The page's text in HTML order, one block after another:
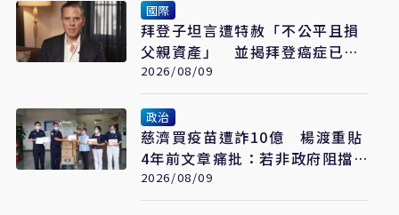
國際
拜登子坦言遭特赦「不公平且損
父親資產」 並揭拜登癌症已擴
散至骨骼
2026/08/09
政治
慈濟買疫苗遭詐10億 楊渡重貼
4年前文章痛批：若非政府阻擋
會這樣嗎？
2026/08/09